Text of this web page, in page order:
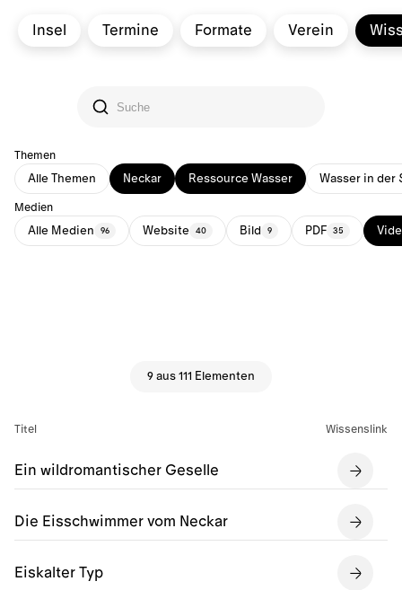
Insel Termine Formate Verein
Themen
Alle Themen Neckar Ressource Wasser Wasser in der
Medien
Alle Medien 96 Website 40 Bild 9 PDF 35
9 aus 111 Elementen
Titel Wissenslink
Ein wildromantischer Geselle
Die Eisschwimmer vom Neckar
Eiskalter Typ